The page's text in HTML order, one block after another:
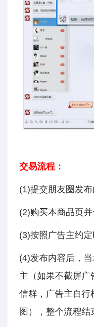
交易流程：
(1)提交朋友圈发
(2)购买本商品页并
(3)按照广告主约定
(4)发布内容后，
主（如果不截屏广
信群，广告主自行
图），整个流程结